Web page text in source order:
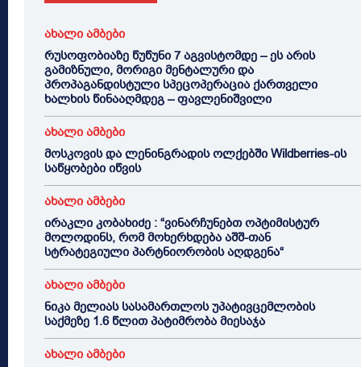
ახალი ამბები
რუსოფობიაზე წუწუნი 7 აგვისტომდე – ეს არის
გამიზნული, მორიგი მენტალური და
პროპაგანდისტული სპეცოპერაცია ქართველი
ხალხის წინააღმდეგ – ფავლენიშვილი
ახალი ამბები
მოსკოვის და ლენინგრადის ოლქებში Wildberries-ის
საწყობები იწვის
ახალი ამბები
ირაკლი კობახიძე : “ვინარჩუნებთ ოპტიმისტურ
მოლოდინს, რომ მოხერხდება აშშ-თან
სტრატეგიული პარტნიორობის აღდგენა“
ახალი ამბები
ნიკა მელიას სასამართლოს უპატივცემლობის
საქმეზე 1.6 წლით პატიმრობა მიესაჯა
ახალი ამბები